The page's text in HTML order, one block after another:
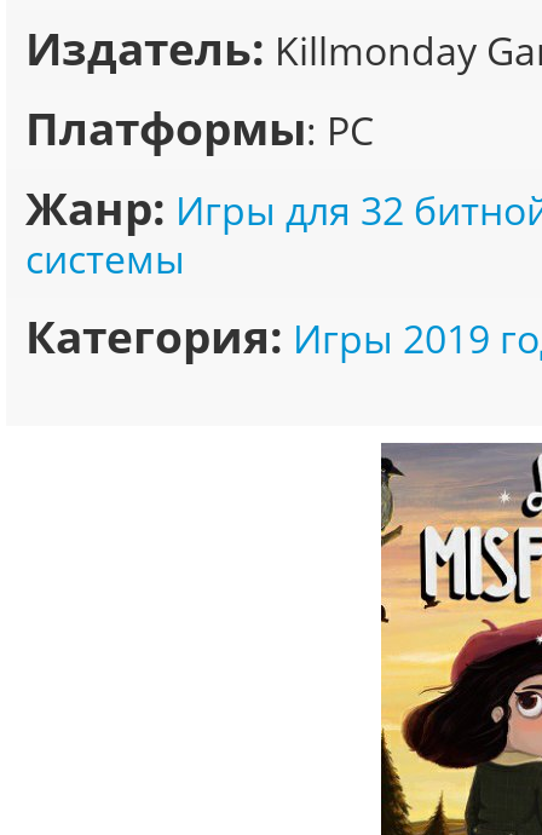
Издатель: Killmonday
Платформы: PC
Жанр: Игры для 32
системы
Категория: Игры 2019